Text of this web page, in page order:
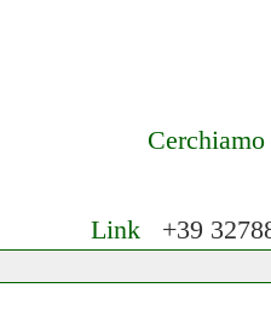
per Lavoro nel
Link +39